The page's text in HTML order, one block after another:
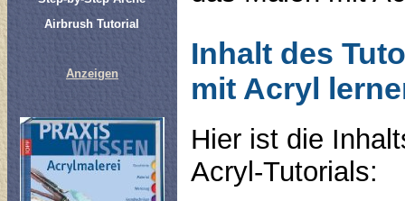
Airbrush Tutorial
Anzeigen
Inhalt des
mit Acryl
Hier ist die
Acryl-Tutorials: